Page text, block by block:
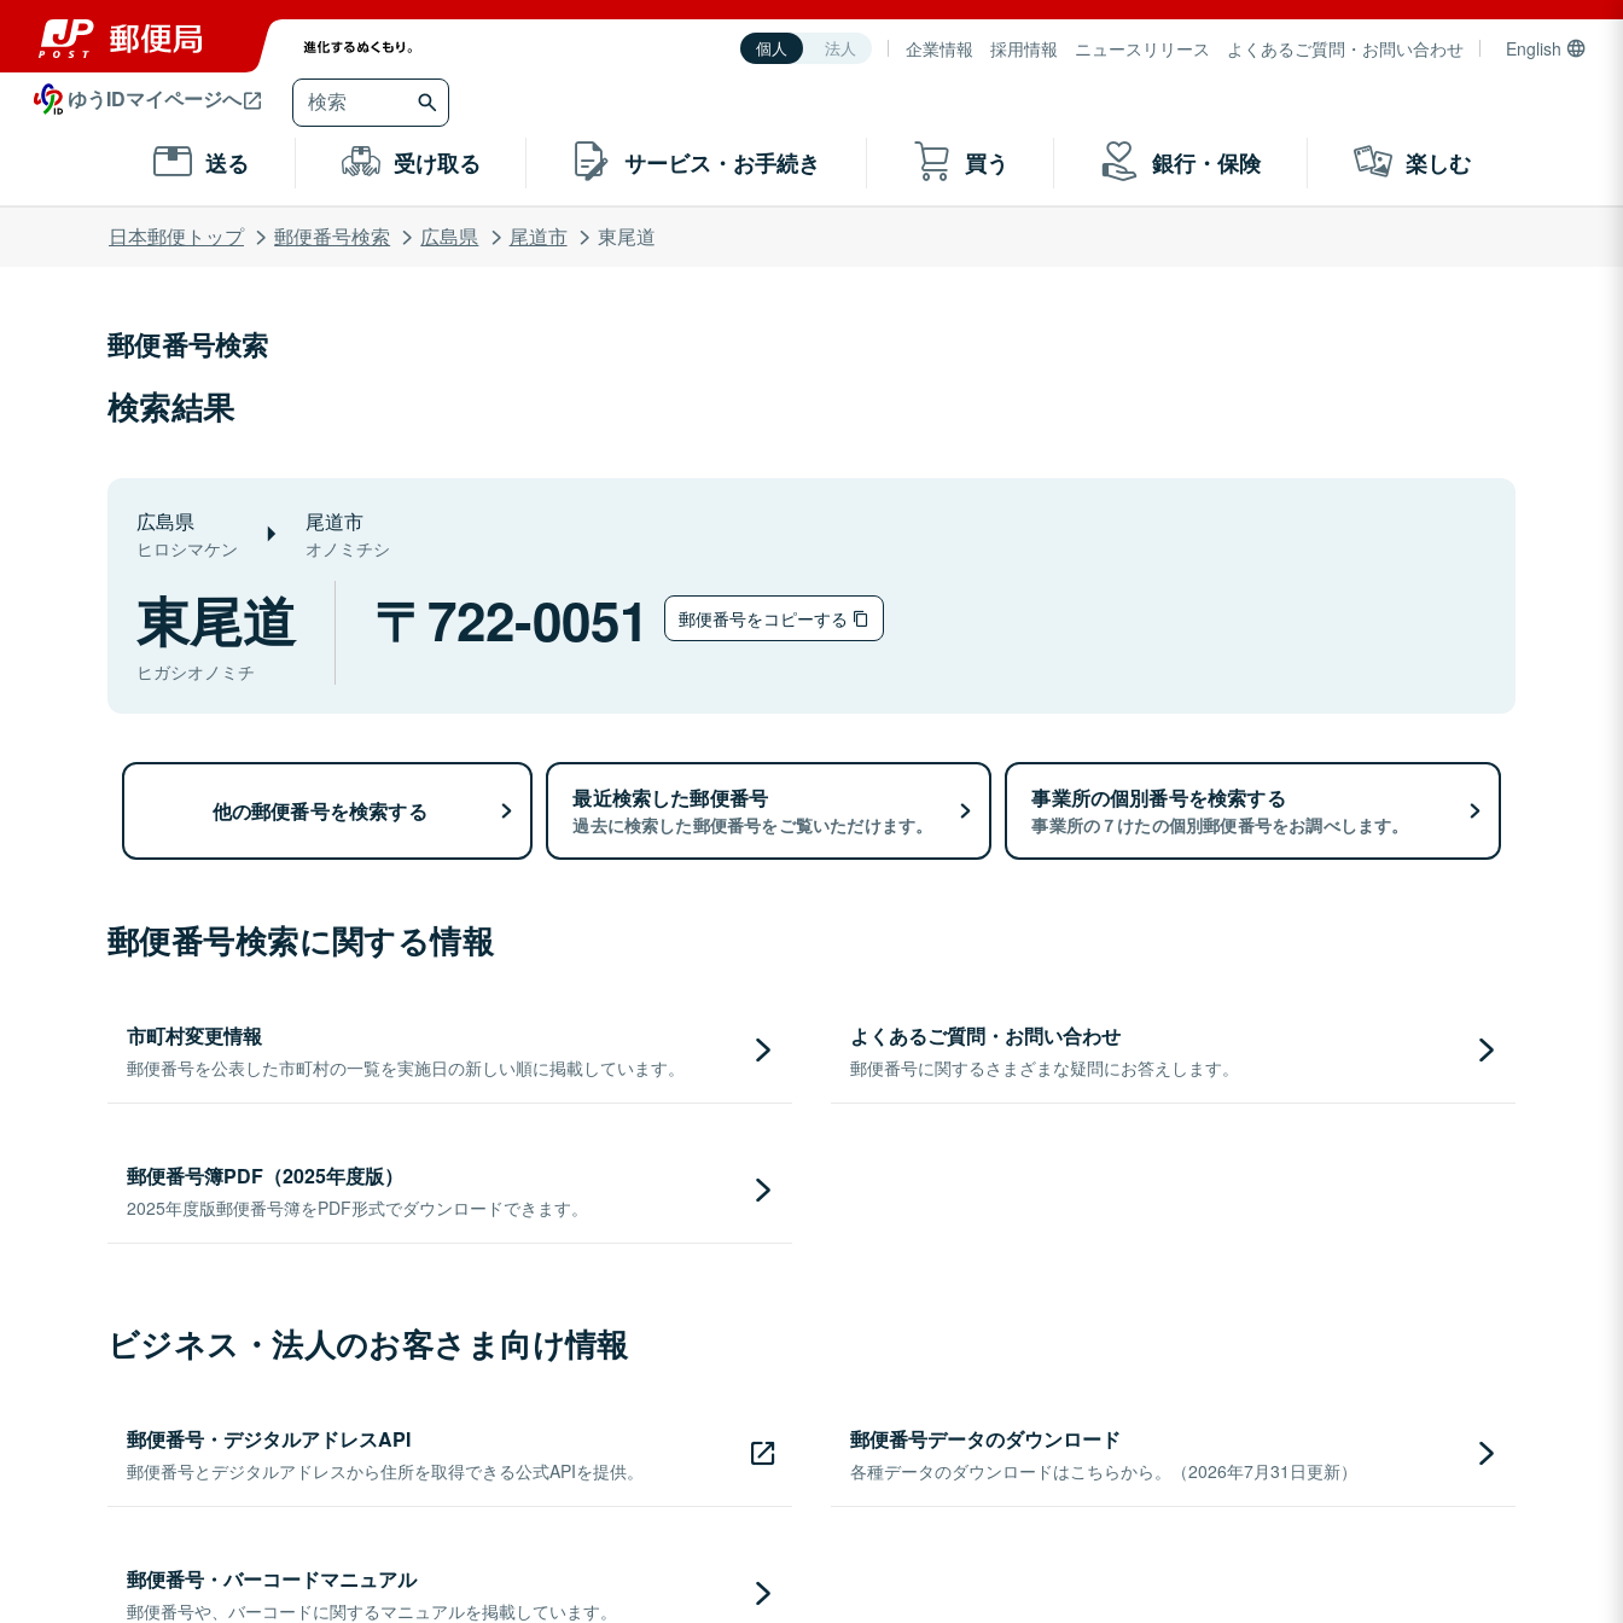
個人 法人 企業情報 採用情報 ニュースリリース よくあるご質問・お問い合わせ English
ゆうIDマイページへ
送る 受け取る サービス・お手続き 買う 銀行・保険 楽しむ
日本郵便トップ 郵便番号検索 広島県 尾道市 東尾道
郵便番号検索
検索結果
広島県
ヒロシマケン
尾道市
オノミチシ
東尾道
ヒガシオノミチ
722-0051 郵便番号をコピーする
他の郵便番号を検索する 最近検索した郵便番号
過去に検索した郵便番号をご覧いただけます。
事業所の個別番号を検索する
事業所の７けたの個別郵便番号をお調べします。
郵便番号検索に関する情報
市町村変更情報
郵便番号を公表した市町村の一覧を実施日の新しい順に掲載しています。
よくあるご質問・お問い合わせ
郵便番号に関するさまざまな疑問にお答えします。
郵便番号簿PDF（2025年度版）
2025年度版郵便番号簿をPDF形式でダウンロードできます。
ビジネス・法人のお客さま向け情報
郵便番号・デジタルアドレスAPI
郵便番号とデジタルアドレスから住所を取得できる公式APIを提供。
郵便番号データのダウンロード
各種データのダウンロードはこちらから。（2026年7月31日更新）
郵便番号・バーコードマニュアル
郵便番号や、バーコードに関するマニュアルを掲載しています。